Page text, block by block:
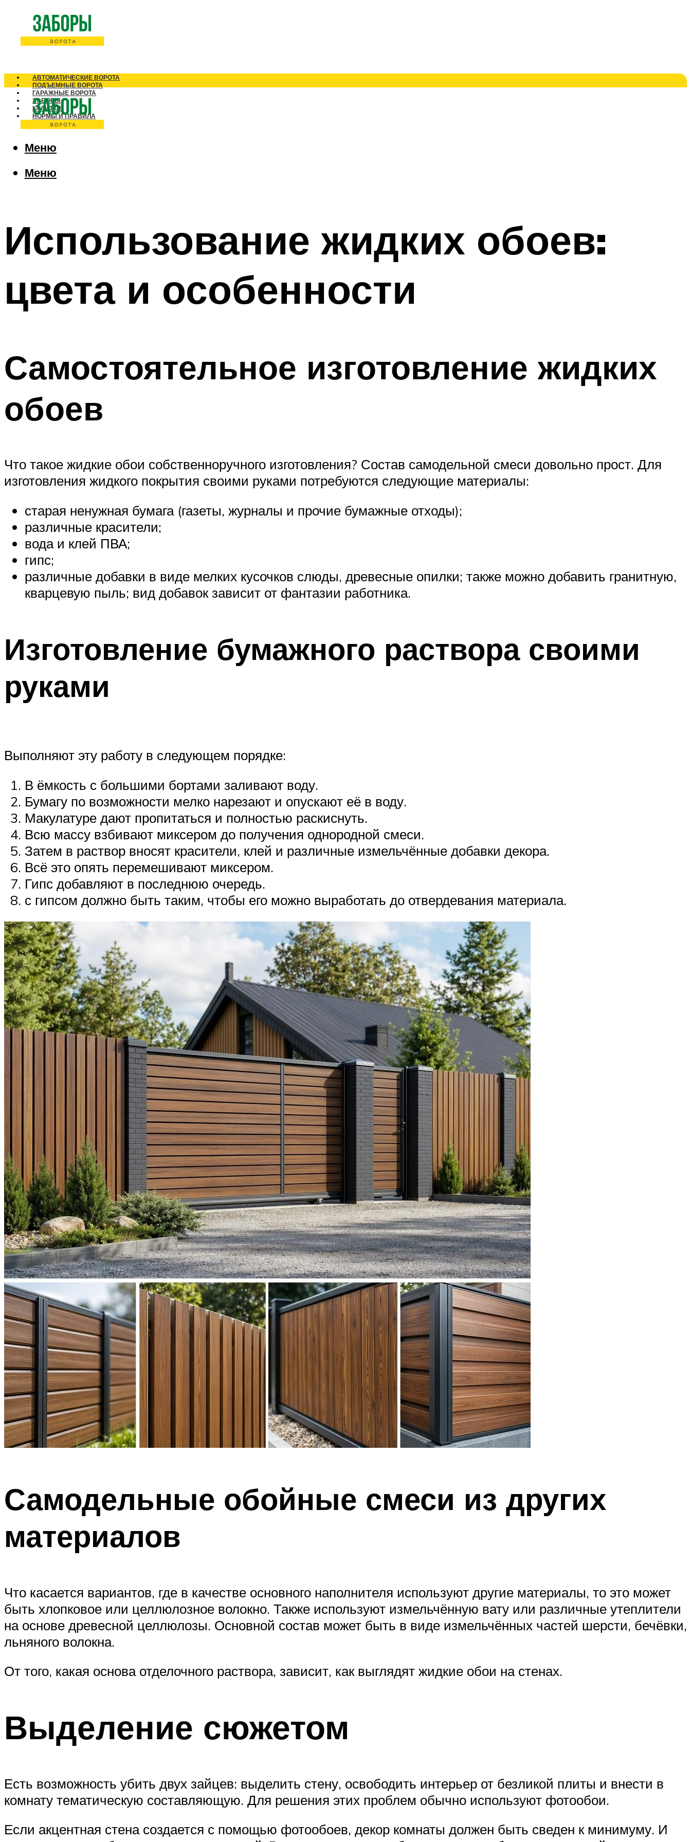
АВТОМАТИЧЕСКИЕ ВОРОТА
ПОДЪЕМНЫЕ ВОРОТА
ГАРАЖНЫЕ ВОРОТА
ЗАБОРЫ
КАЛИТКИ
НОРМЫ И ПРАВИЛА
Меню
Меню
Использование жидких обоев:
цвета и особенности
Самостоятельное изготовление жидких
обоев
Что такое жидкие обои собственноручного изготовления? Состав самодельной смеси довольно прост. Для
изготовления жидкого покрытия своими руками потребуются следующие материалы:
старая ненужная бумага (газеты, журналы и прочие бумажные отходы);
различные красители;
вода и клей ПВА;
гипс;
различные добавки в виде мелких кусочков слюды, древесные опилки; также можно добавить гранитную,
кварцевую пыль; вид добавок зависит от фантазии работника.
Изготовление бумажного раствора своими
руками
Выполняют эту работу в следующем порядке:
В ёмкость с большими бортами заливают воду.
Бумагу по возможности мелко нарезают и опускают её в воду.
Макулатуре дают пропитаться и полностью раскиснуть.
Всю массу взбивают миксером до получения однородной смеси.
Затем в раствор вносят красители, клей и различные измельчённые добавки декора.
Всё это опять перемешивают миксером.
Гипс добавляют в последнюю очередь.
с гипсом должно быть таким, чтобы его можно выработать до отвердевания материала.
Самодельные обойные смеси из других
материалов
Что касается вариантов, где в качестве основного наполнителя используют другие материалы, то это может
быть хлопковое или целлюлозное волокно. Также используют измельчённую вату или различные утеплители
на основе древесной целлюлозы. Основной состав может быть в виде измельчённых частей шерсти, бечёвки,
льняного волокна.
От того, какая основа отделочного раствора, зависит, как выглядят жидкие обои на стенах.
Выделение сюжетом
Есть возможность убить двух зайцев: выделить стену, освободить интерьер от безликой плиты и внести в
комнату тематическую составляющую. Для решения этих проблем обычно используют фотообои.
Если акцентная стена создается с помощью фотообоев, декор комнаты должен быть сведен к минимуму. И